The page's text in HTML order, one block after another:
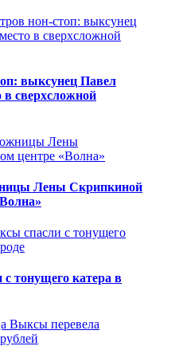
выксунец Павел
в сверхсложной
Лены Скрипкиной
тонущего катера в